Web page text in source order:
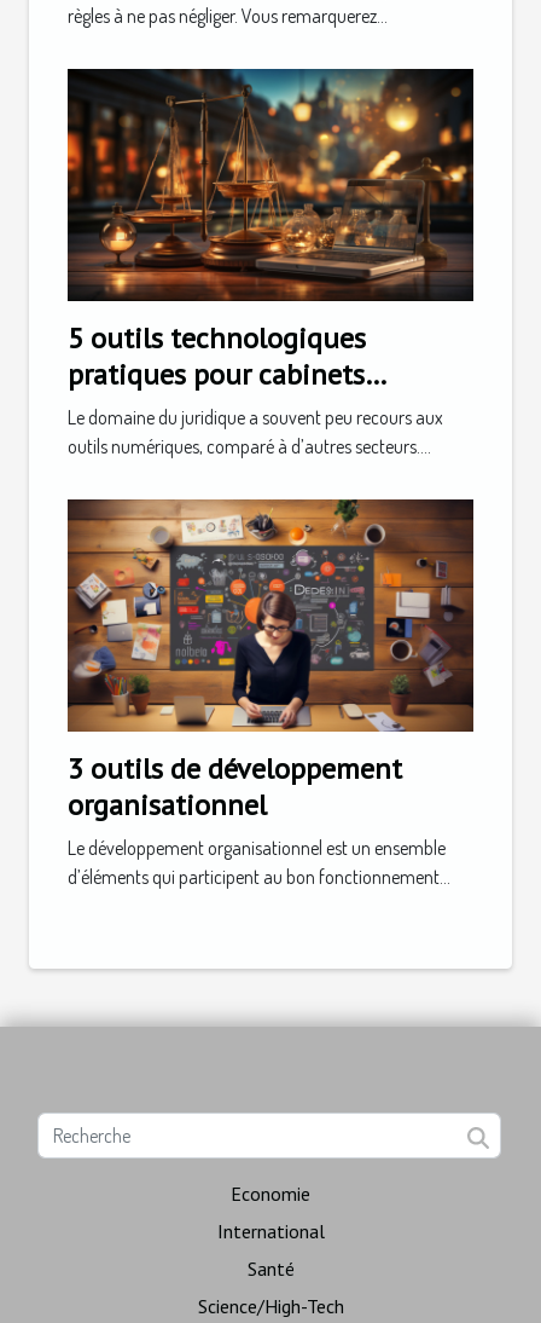
règles à ne pas négliger. Vous remarquerez...
5 outils technologiques
pratiques pour cabinets
d'avocats
Le domaine du juridique a souvent peu recours aux
outils numériques, comparé à d’autres secteurs....
3 outils de développement
organisationnel
Le développement organisationnel est un ensemble
d’éléments qui participent au bon fonctionnement...
Economie
International
Santé
Science/High-Tech